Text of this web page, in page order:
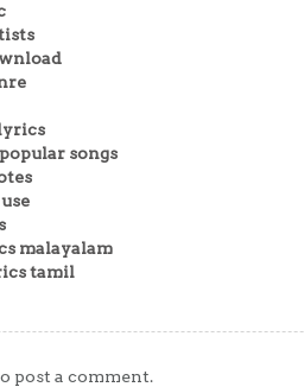
songs
malayalam
tamil
post a comment.